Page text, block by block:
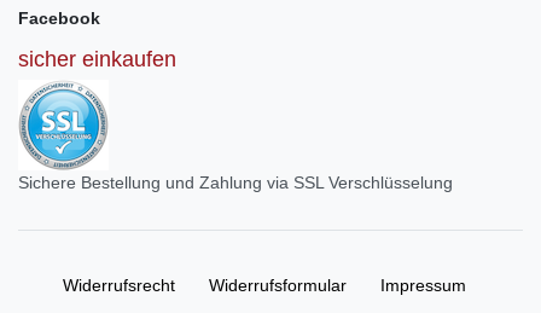
Facebook
sicher einkaufen
Sichere Bestellung und Zahlung via SSL Verschlüsselung
Widerrufs­recht Widerrufs­formular Impressum